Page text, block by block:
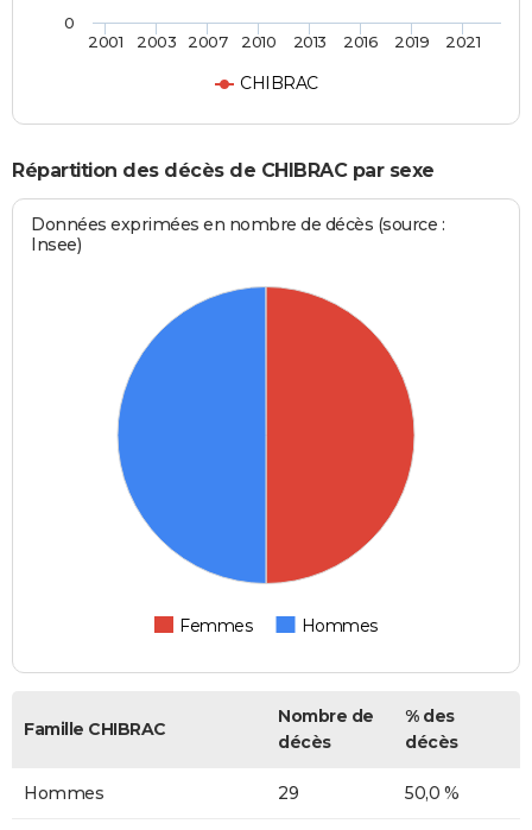
CHIBRAC
2001 2003 2007 2010 2013 2016 2019 2021
0
Répartition des décès de CHIBRAC par sexe
Données exprimées en nombre de décès (source :
Insee)
Femmes Hommes
Famille CHIBRAC
Nombre de
décès
% des
décès
Hommes 29 50,0 %